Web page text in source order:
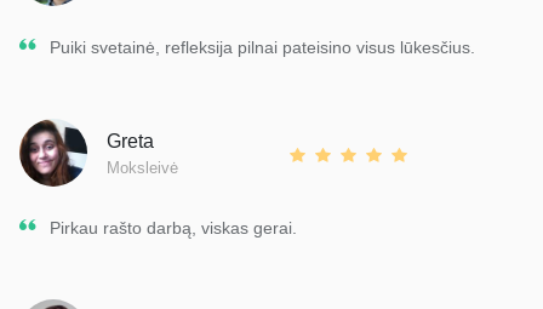
Puiki svetainė, refleksija pilnai pateisino visus lūkesčius.
Greta
Moksleivė
Pirkau rašto darbą, viskas gerai.